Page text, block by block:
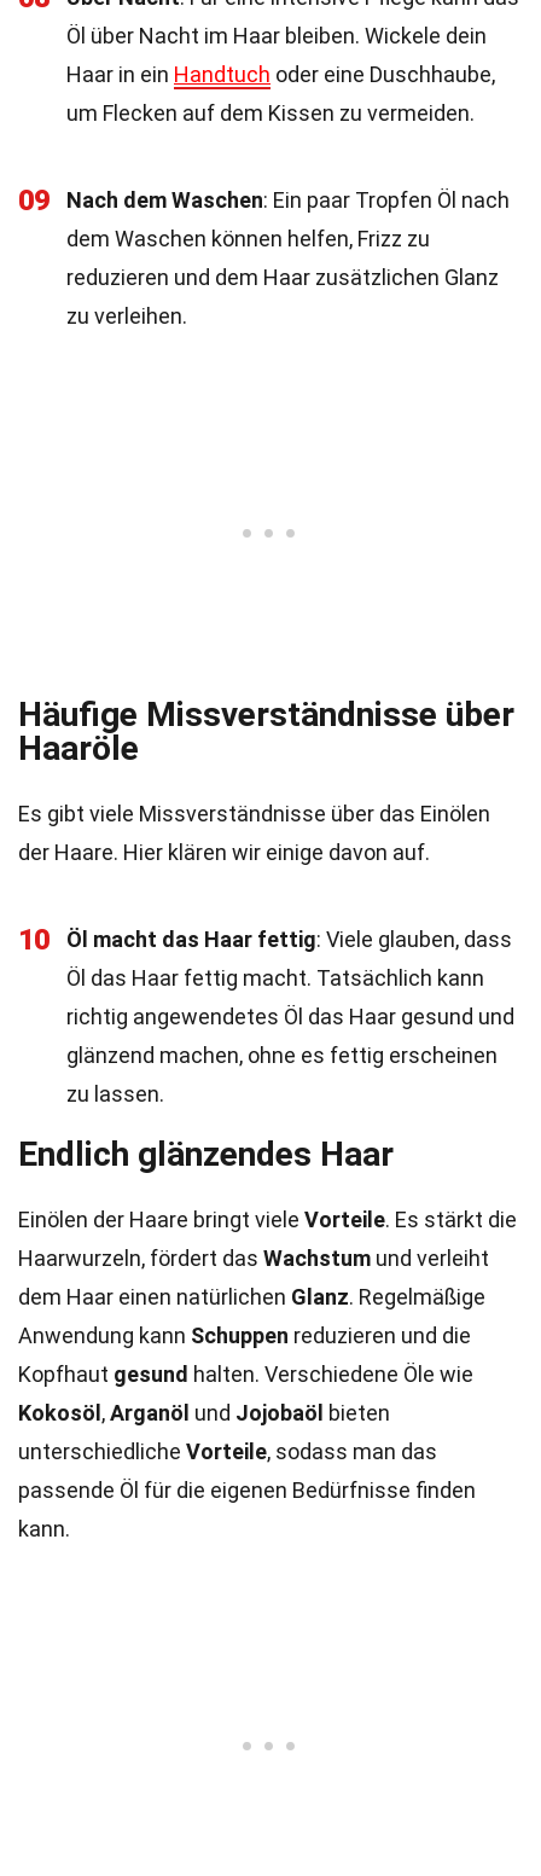
Öl über Nacht im Haar bleiben. Wickele dein
Haar in ein Handtuch oder eine Duschhaube,
um Flecken auf dem Kissen zu vermeiden.
09 Nach dem Waschen: Ein paar Tropfen Öl nach
dem Waschen können helfen, Frizz zu
reduzieren und dem Haar zusätzlichen Glanz
zu verleihen.
Häufige Missverständnisse über
Haaröle
Es gibt viele Missverständnisse über das Einölen
der Haare. Hier klären wir einige davon auf.
10 Öl macht das Haar fettig: Viele glauben, dass
Öl das Haar fettig macht. Tatsächlich kann
richtig angewendetes Öl das Haar gesund und
glänzend machen, ohne es fettig erscheinen
zu lassen.
Endlich glänzendes Haar
Einölen der Haare bringt viele Vorteile. Es stärkt die
Haarwurzeln, fördert das Wachstum und verleiht
dem Haar einen natürlichen Glanz. Regelmäßige
Anwendung kann Schuppen reduzieren und die
Kopfhaut gesund halten. Verschiedene Öle wie
Kokosöl ,Arganöl und Jojobaöl bieten
unterschiedliche Vorteile, sodass man das
passende Öl für die eigenen Bedürfnisse finden
kann.